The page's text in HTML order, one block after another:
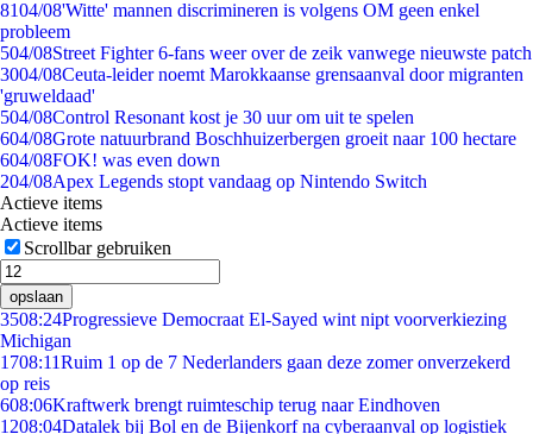
8104/08'Witte' mannen discrimineren is volgens OM geen enkel
probleem
504/08Street Fighter 6-fans weer over de zeik vanwege nieuwste patch
3004/08Ceuta-leider noemt Marokkaanse grensaanval door migranten
'gruweldaad'
504/08Control Resonant kost je 30 uur om uit te spelen
604/08Grote natuurbrand Boschhuizerbergen groeit naar 100 hectare
604/08FOK! was even down
204/08Apex Legends stopt vandaag op Nintendo Switch
Actieve items
Actieve items
Scrollbar gebruiken
opslaan
3508:24Progressieve Democraat El-Sayed wint nipt voorverkiezing
Michigan
1708:11Ruim 1 op de 7 Nederlanders gaan deze zomer onverzekerd
op reis
608:06Kraftwerk brengt ruimteschip terug naar Eindhoven
1208:04Datalek bij Bol en de Bijenkorf na cyberaanval op logistiek